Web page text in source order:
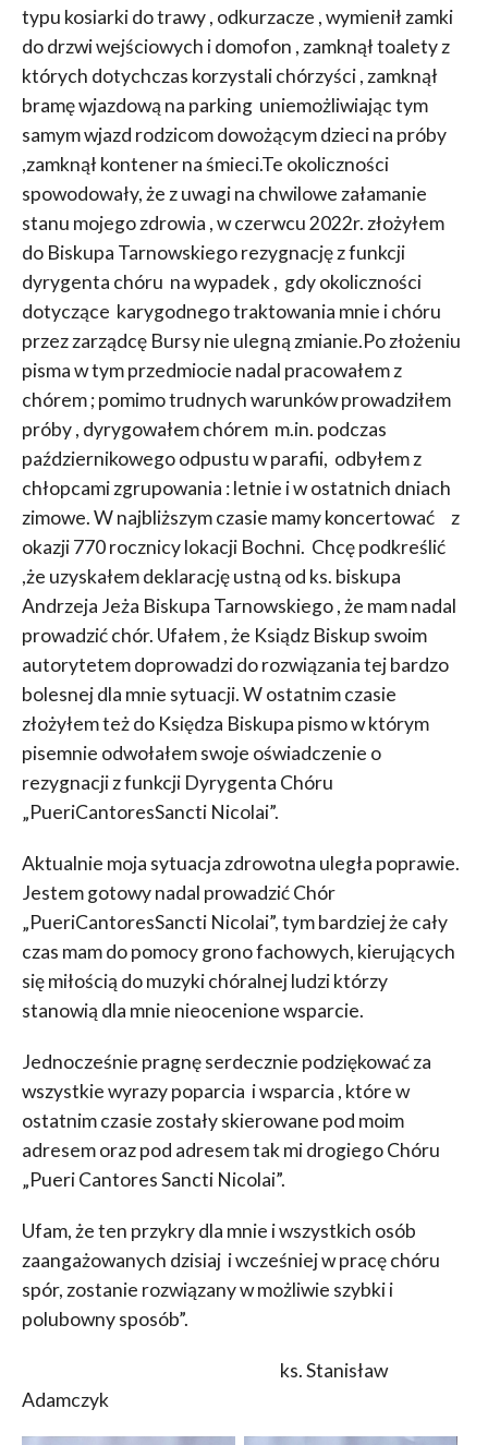
typu kosiarki do trawy , odkurzacze , wymienił zamki
do drzwi wejściowych i domofon , zamknął toalety z
których dotychczas korzystali chórzyści , zamknął
bramę wjazdową na parking uniemożliwiając tym
samym wjazd rodzicom dowożącym dzieci na próby
,zamknął kontener na śmieci.Te okoliczności
spowodowały, że z uwagi na chwilowe załamanie
stanu mojego zdrowia , w czerwcu 2022r. złożyłem
do Biskupa Tarnowskiego rezygnację z funkcji
dyrygenta chóru na wypadek , gdy okoliczności
dotyczące karygodnego traktowania mnie i chóru
przez zarządcę Bursy nie ulegną zmianie.Po złożeniu
pisma w tym przedmiocie nadal pracowałem z
chórem ; pomimo trudnych warunków prowadziłem
próby , dyrygowałem chórem m.in. podczas
październikowego odpustu w parafii, odbyłem z
chłopcami zgrupowania : letnie i w ostatnich dniach
zimowe. W najbliższym czasie mamy koncertować z
okazji 770 rocznicy lokacji Bochni. Chcę podkreślić
,że uzyskałem deklarację ustną od ks. biskupa
Andrzeja Jeża Biskupa Tarnowskiego , że mam nadal
prowadzić chór. Ufałem , że Ksiądz Biskup swoim
autorytetem doprowadzi do rozwiązania tej bardzo
bolesnej dla mnie sytuacji. W ostatnim czasie
złożyłem też do Księdza Biskupa pismo w którym
pisemnie odwołałem swoje oświadczenie o
rezygnacji z funkcji Dyrygenta Chóru
„PueriCantoresSancti Nicolai”.
Aktualnie moja sytuacja zdrowotna uległa poprawie.
Jestem gotowy nadal prowadzić Chór
„PueriCantoresSancti Nicolai”, tym bardziej że cały
czas mam do pomocy grono fachowych, kierujących
się miłością do muzyki chóralnej ludzi którzy
stanowią dla mnie nieocenione wsparcie.
Jednocześnie pragnę serdecznie podziękować za
wszystkie wyrazy poparcia i wsparcia , które w
ostatnim czasie zostały skierowane pod moim
adresem oraz pod adresem tak mi drogiego Chóru
„Pueri Cantores Sancti Nicolai”.
Ufam, że ten przykry dla mnie i wszystkich osób
zaangażowanych dzisiaj i wcześniej w pracę chóru
spór, zostanie rozwiązany w możliwie szybki i
polubowny sposób”.
ks. Stanisław
Adamczyk